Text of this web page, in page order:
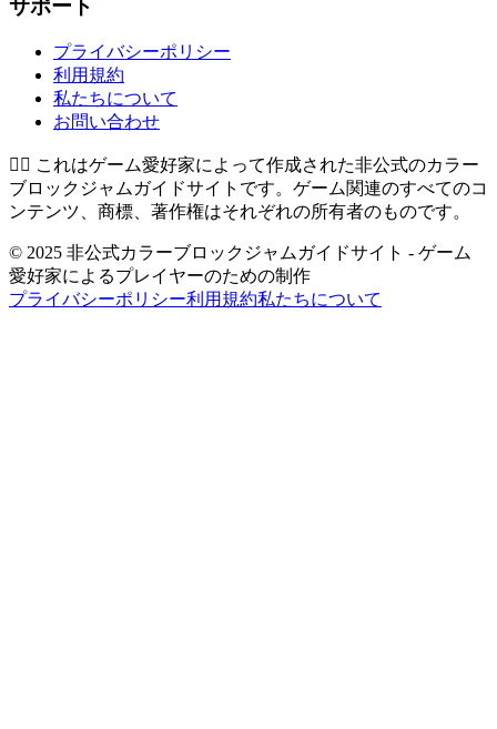
サポート
プライバシーポリシー
利用規約
私たちについて
お問い合わせ
👉🏻 これはゲーム愛好家によって作成された非公式のカラー
ブロックジャムガイドサイトです。ゲーム関連のすべてのコ
ンテンツ、商標、著作権はそれぞれの所有者のものです。
© 2025 非公式カラーブロックジャムガイドサイト - ゲーム
愛好家によるプレイヤーのための制作
プライバシーポリシー利用規約私たちについて